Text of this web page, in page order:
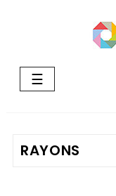
Basculer
la
☰